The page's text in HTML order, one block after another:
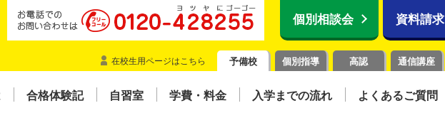
個別相談会 資料請求
在校生用ページはこちら 予備校 個別指導 高認 通信講座
合格体験記 自習室 学費・料金 入学までの流れ よくあるご質問